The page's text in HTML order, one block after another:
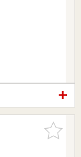
お気に入
りに追加